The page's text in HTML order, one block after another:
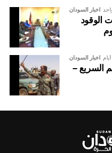
اخبار السودان
الوقود
اخبار السودان
السريع –